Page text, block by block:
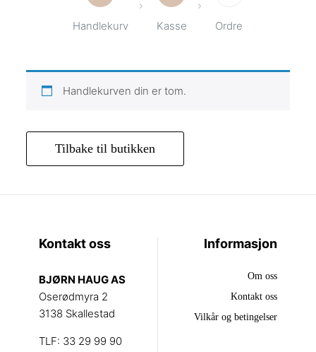
Handlekurv Kasse Ordre
Handlekurven din er tom.
Tilbake til butikken
Kontakt oss
BJØRN HAUG AS
Oserødmyra 2
3138 Skallestad
TLF: 33 29 99 90
Informasjon
Om oss
Kontakt oss
Vilkår og betingelser